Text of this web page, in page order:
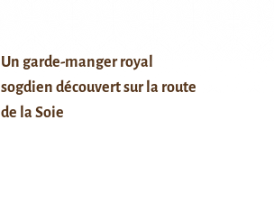
Un garde-manger royal
sogdien découvert sur la route
de la Soie